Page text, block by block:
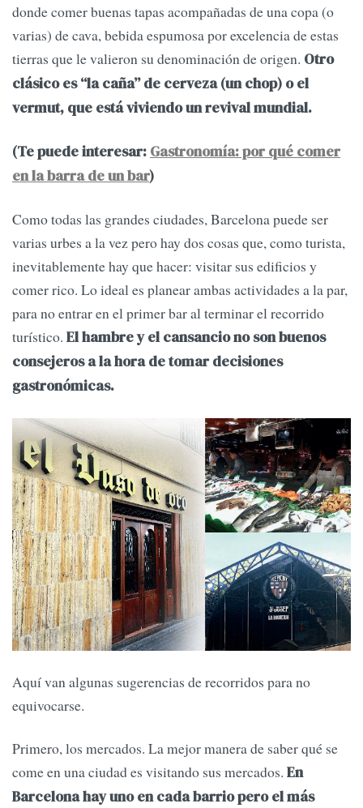
donde comer buenas tapas acompañadas de una copa (o
varias) de cava, bebida espumosa por excelencia de estas
tierras que le valieron su denominación de origen. Otro
clásico es “la caña” de cerveza (un chop) o el
vermut, que está viviendo un revival mundial.
(Te puede interesar: Gastronomía: por qué comer
en la barra de un bar)
Como todas las grandes ciudades, Barcelona puede ser
varias urbes a la vez pero hay dos cosas que, como turista,
inevitablemente hay que hacer: visitar sus edificios y
comer rico. Lo ideal es planear ambas actividades a la par,
para no entrar en el primer bar al terminar el recorrido
turístico. El hambre y el cansancio no son buenos
consejeros a la hora de tomar decisiones
gastronómicas.
Aquí van algunas sugerencias de recorridos para no
equivocarse.
Primero, los mercados. La mejor manera de saber qué se
come en una ciudad es visitando sus mercados. En
Barcelona hay uno en cada barrio pero el más